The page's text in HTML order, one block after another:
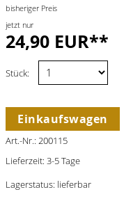
bisheriger Preis
jetzt nur
24,90 EUR**
Stück:
Einkaufswagen
Art.-Nr.: 200115
Lieferzeit: 3-5 Tage
Lagerstatus: lieferbar